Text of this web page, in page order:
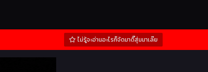
ไม่รู้จะอ่านอะไรก็จัดมาดิ๊สุ่มมาเล๊ย